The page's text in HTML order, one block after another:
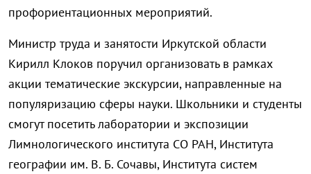
профориентационных мероприятий.
Министр труда и занятости Иркутской области
Кирилл Клоков поручил организовать в рамках
акции тематические экскурсии, направленные на
популяризацию сферы науки. Школьники и студенты
смогут посетить лаборатории и экспозиции
Лимнологического института СО РАН, Института
географии им. В. Б. Сочавы, Института систем